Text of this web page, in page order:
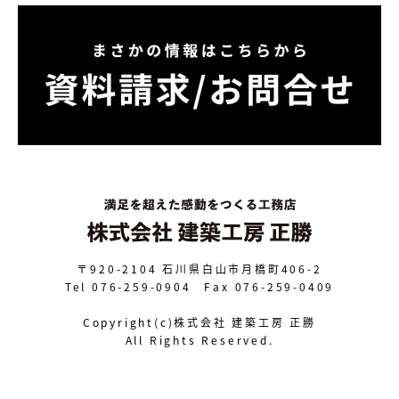
〒920-2104 石川県白山市月橋町406-2
Tel 076-259-0904 Fax 076-259-0409
Copyright(c)株式会社 建築工房 正勝
All Rights Reserved.